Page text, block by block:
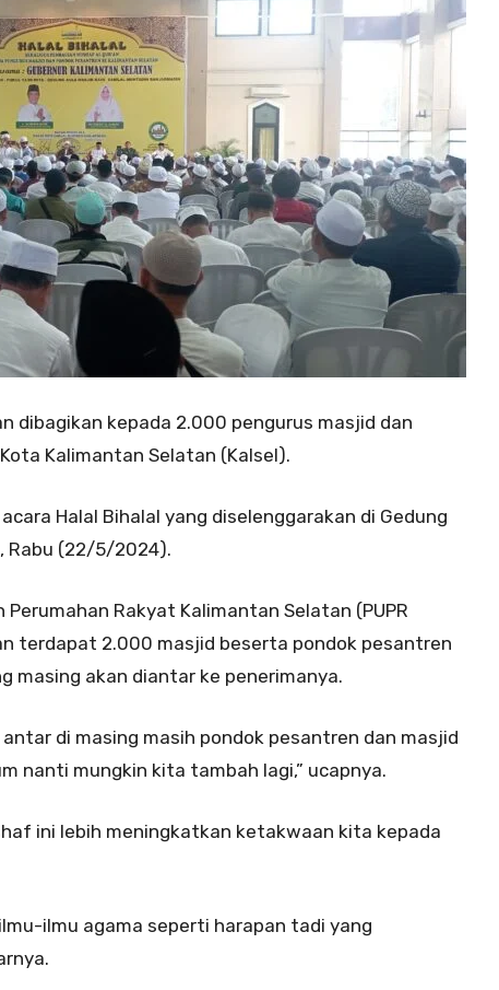
dibagikan kepada 2.000 pengurus masjid dan
Kalimantan Selatan (Kalsel).
Halal Bihalal yang diselenggarakan di Gedung
Rabu (22/5/2024).
Perumahan Rakyat Kalimantan Selatan (PUPR
terdapat 2.000 masjid beserta pondok pesantren
masing akan diantar ke penerimanya.
di masing masih pondok pesantren dan masjid
nanti mungkin kita tambah lagi,” ucapnya.
ini lebih meningkatkan ketakwaan kita kepada
ilmu agama seperti harapan tadi yang